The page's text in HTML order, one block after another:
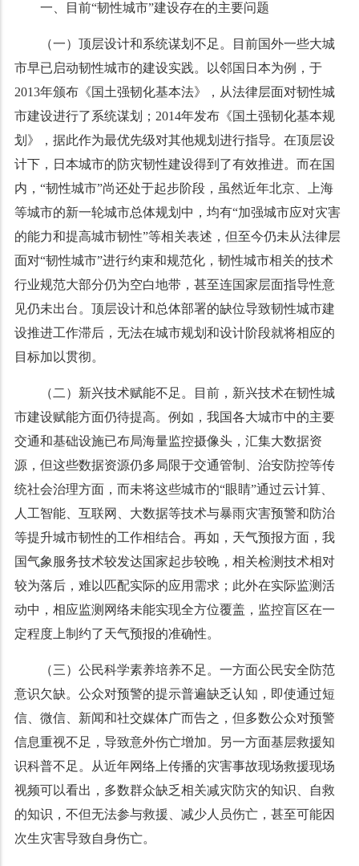
一、目前“韧性城市”建设存在的主要问题
（一）顶层设计和系统谋划不足。目前国外一些大城
市早已启动韧性城市的建设实践。以邻国日本为例，于
2013年颁布《国土强韧化基本法》，从法律层面对韧性城
市建设进行了系统谋划；2014年发布《国土强韧化基本规
划》，据此作为最优先级对其他规划进行指导。在顶层设
计下，日本城市的防灾韧性建设得到了有效推进。而在国
内，“韧性城市”尚还处于起步阶段，虽然近年北京、上海
等城市的新一轮城市总体规划中，均有“加强城市应对灾害
的能力和提高城市韧性”等相关表述，但至今仍未从法律层
面对“韧性城市”进行约束和规范化，韧性城市相关的技术
行业规范大部分仍为空白地带，甚至连国家层面指导性意
见仍未出台。顶层设计和总体部署的缺位导致韧性城市建
设推进工作滞后，无法在城市规划和设计阶段就将相应的
目标加以贯彻。
（二）新兴技术赋能不足。目前，新兴技术在韧性城
市建设赋能方面仍待提高。例如，我国各大城市中的主要
交通和基础设施已布局海量监控摄像头，汇集大数据资
源，但这些数据资源仍多局限于交通管制、治安防控等传
统社会治理方面，而未将这些城市的“眼睛”通过云计算、
人工智能、互联网、大数据等技术与暴雨灾害预警和防治
等提升城市韧性的工作相结合。再如，天气预报方面，我
国气象服务技术较发达国家起步较晚，相关检测技术相对
较为落后，难以匹配实际的应用需求；此外在实际监测活
动中，相应监测网络未能实现全方位覆盖，监控盲区在一
定程度上制约了天气预报的准确性。
（三）公民科学素养培养不足。一方面公民安全防范
意识欠缺。公众对预警的提示普遍缺乏认知，即使通过短
信、微信、新闻和社交媒体广而告之，但多数公众对预警
信息重视不足，导致意外伤亡增加。另一方面基层救援知
识科普不足。从近年网络上传播的灾害事故现场救援现场
视频可以看出，多数群众缺乏相关减灾防灾的知识、自救
的知识，不但无法参与救援、减少人员伤亡，甚至可能因
次生灾害导致自身伤亡。